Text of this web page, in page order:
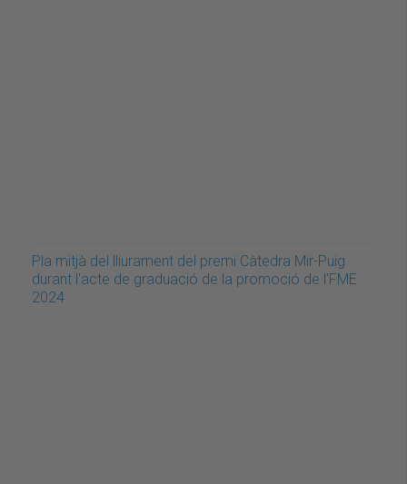
Pla mitjà del lliurament del premi Càtedra Mir-Puig
durant l'acte de graduació de la promoció de l'FME
2024